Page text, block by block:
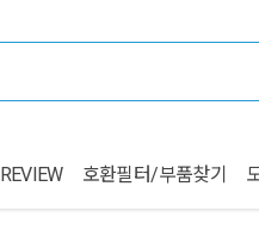
REVIEW 호환필터/부품찾기